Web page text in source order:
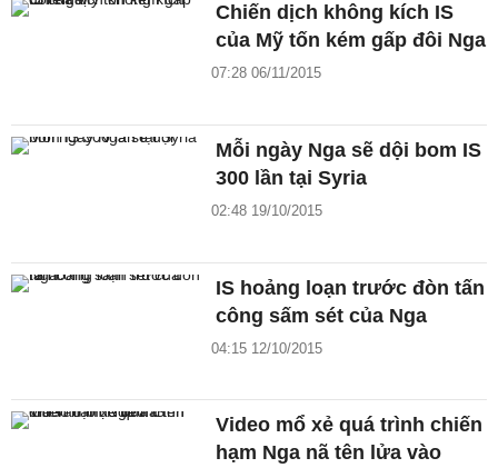
Chiến dịch không kích IS
của Mỹ tốn kém gấp đôi Nga
07:28 06/11/2015
Mỗi ngày Nga sẽ dội bom IS
300 lần tại Syria
02:48 19/10/2015
IS hoảng loạn trước đòn tấn
công sấm sét của Nga
04:15 12/10/2015
Video mổ xẻ quá trình chiến
hạm Nga nã tên lửa vào